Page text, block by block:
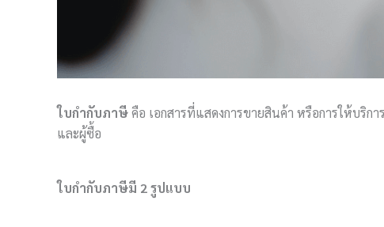
ใบกำกับภาษีคือ เอกสารที่แสดงการขายสินค้า หรือการให้บริ
และผู้ซื้อ
ใบกำกับภาษีมี 2 รูปแบบ